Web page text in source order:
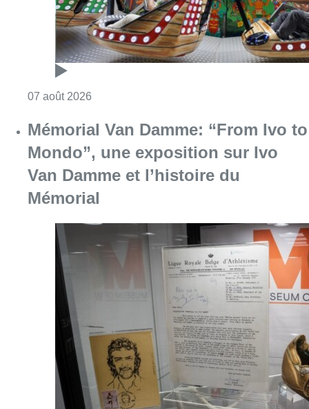
Mémorial
07 août 2026 Consulter l'article "Mémorial Van Damme:
Le Brussels Dance Festival revient
du 14 au 23 août